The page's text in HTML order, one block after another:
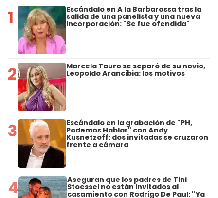
1 Escándalo en A la Barbarossa tras la
salida de una panelista y una nueva
incorporación: "Se fue ofendida"
2 Marcela Tauro se separó de su novio,
Leopoldo Arancibia: los motivos
3 Escándalo en la grabación de "PH,
Podemos Hablar" con Andy
Kusnetzoff: dos invitadas se cruzaron
frente a cámara
4 Aseguran que los padres de Tini
Stoessel no están invitados al
casamiento con Rodrigo De Paul: "Ya